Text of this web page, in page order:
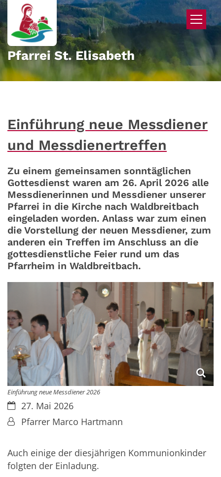
Zum Inhalt springen
Pfarrei St. Elisabeth
Einführung neue Messdiener
und Messdienertreffen
Zu einem gemeinsamen sonntäglichen
Gottesdienst waren am 26. April 2026 alle
Messdienerinnen und Messdiener unserer
Pfarrei in die Kirche nach Waldbreitbach
eingeladen worden. Anlass war zum einen
die Vorstellung der neuen Messdiener, zum
anderen ein Treffen im Anschluss an die
gottesdienstliche Feier rund um das
Pfarrheim in Waldbreitbach.
Einführung neue Messdiener 2026
Datum:27. Mai 2026
Von:Pfarrer Marco Hartmann
Auch einige der diesjährigen Kommunionkinder
folgten der Einladung.